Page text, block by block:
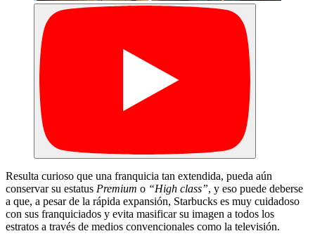
Resulta curioso que una franquicia tan extendida, pueda aún
conservar su estatus Premium o “High class”, y eso puede deberse
a que, a pesar de la rápida expansión, Starbucks es muy cuidadoso
con sus franquiciados y evita masificar su imagen a todos los
estratos a través de medios convencionales como la televisión.